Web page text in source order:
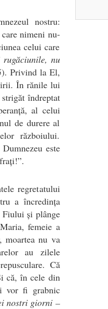
nostru:
nimeni nu-
celui care
nu
Privind la El,
În rănile lui
îndreptat
al celui
de durere al
războiului.
este
regretatului
a încredința
Fiului și plânge
femeie a
moartea nu va
au zilele
Că
că, în cele din
vor fi grabnic
nostri giorni –